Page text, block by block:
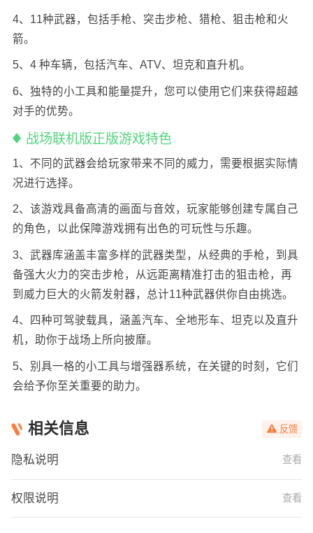
4、11种武器，包括手枪、突击步枪、猎枪、狙击枪和火
箭。
5、4 种车辆，包括汽车、ATV、坦克和直升机。
6、独特的小工具和能量提升，您可以使用它们来获得超越
对手的优势。
战场联机版正版游戏特色
1、不同的武器会给玩家带来不同的威力，需要根据实际情
况进行选择。
2、该游戏具备高清的画面与音效，玩家能够创建专属自己
的角色，以此保障游戏拥有出色的可玩性与乐趣。
3、武器库涵盖丰富多样的武器类型，从经典的手枪，到具
备强大火力的突击步枪，从远距离精准打击的狙击枪，再
到威力巨大的火箭发射器，总计11种武器供你自由挑选。
4、四种可驾驶载具，涵盖汽车、全地形车、坦克以及直升
机，助你于战场上所向披靡。
5、别具一格的小工具与增强器系统，在关键的时刻，它们
会给予你至关重要的助力。
相关信息 反馈
隐私说明 查看
权限说明 查看